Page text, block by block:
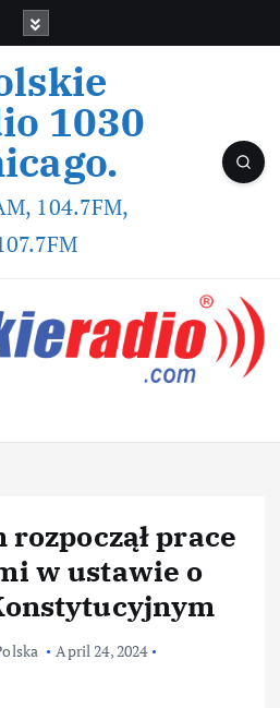
1030
104.7FM,
rozpoczął prace
w ustawie o
April 24, 2024